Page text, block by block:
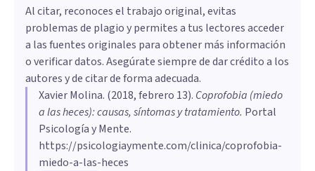
Al citar, reconoces el trabajo original, evitas
problemas de plagio y permites a tus lectores acceder
a las fuentes originales para obtener más información
o verificar datos. Asegúrate siempre de dar crédito a los
autores y de citar de forma adecuada.
Xavier Molina. (2018, febrero 13). Coprofobia (miedo
a las heces): causas, síntomas y tratamiento. Portal
Psicología y Mente.
https://psicologiaymente.com/clinica/coprofobia-
miedo-a-las-heces